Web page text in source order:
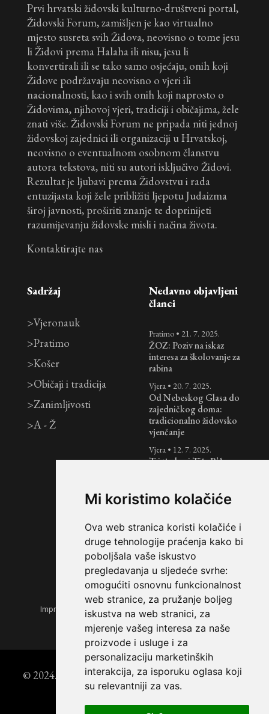
Mi koristimo kolačiće
Ova web stranica koristi kolačiće i
druge tehnologije praćenja kako bi
poboljšala vaše iskustvo
pregledavanja u sljedeće svrhe:
omogućiti osnovnu funkcionalnost
web stranice, za pružanje boljeg
iskustva na web stranici, za
mjerenje vašeg interesa za naše
proizvode i usluge i za
personalizaciju marketinških
interakcija, za isporuku oglasa koji
su relevantniji za vas.
Prvi hrvatski židovski kulturno-društveni portal,
Židovski Forum, zamišljen je kao virtualno
mjesto susreta svih Židova, neovisno o tome jesu
li Židovi prema Halaha ili nisu, jesu li
konvertirali ili se tako samo osjećaju, onih koji
Židove podržavaju neovisno o vjeri ili
nacionalnosti, kao i svih onih koji naprosto o
Židovima, njihovoj vjeri, tradiciji i običajima, žele
znati više. Židovski Forum ne pripada niti jednoj
židovskoj zajednici ili organizaciji u Hrvatskoj,
neovisno o eventualnom osobnom članstvu
autora tekstova, niti su autori isključivo Židovi.
Rezultat je ljubavi prema Židovstvu i rada
entuzijasta koji žele približiti ljepotu Judaizma
široj javnosti, proširiti znanje te doprinijeti
razumijevanju židovske misli i načina života.
Kontaktirajte nas
Sadržaj
>Vjeronauk
>Pratimo
>Košer
>Običaji i tradicija
>Zanimljivosti
>A - Ž
Nedavno objavljeni
članci
Pratimo • 21. 7. 2025.
ŽOZ: Poziv na iskaz
interesa za školovanje za
rabina
Vjera • 20. 7. 2025.
Od Nebeskog Glasa do
zajedničkog doma:
tradicionalno židovsko
vjenčanje
Vjera • 12. 7. 2025.
Tri tjedna i Tiša B’Av:
Hramova
Jednostavan i brz recept
za pita kruh
Impressum Opći uvjeti korištenja Zaštita privatnosti
© 2024. Židovski forum | Powered by StoryEditor
DEX